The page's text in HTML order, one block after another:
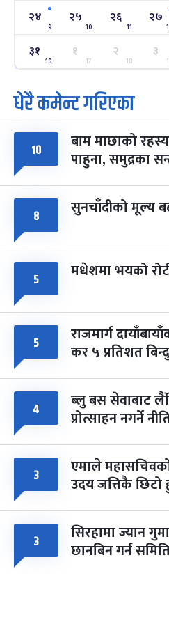
सोम फाल्गुन २४, २०८३-
२५
मंगल
ग्याल्पो ल्होसार
फाल्गुन २५, २०८३ Mar 9, 2027
७
आइत
पूर्णिमा व्रत
चैत्र ७, २०८३-Mar 21, 2027
८
सोम
फागुपूर्णिमा
चैत्र ८, २०८३- Mar 22, 2027
२४
9
२५
10
२६
11
२७
३१
16
१
17
२
18
३
धेरै कमेन्ट गरिएका
१० बाम माछाको
पाहुना, समुद्रका
८ सुनचाँदीको मूल्य
५ मधेशमा भयको
५ राजमार्ग
कर ५ प्रतिशत
४ ब्लु बस सेवाबाट
प्रोत्साहन नगर्ने
३ एमाले
उदय जत्तिकै छिटो
३ सिरहामा ज्यान
छानबिन गर्न